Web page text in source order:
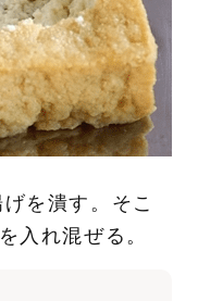
を潰す。そこ
入れ混ぜる。